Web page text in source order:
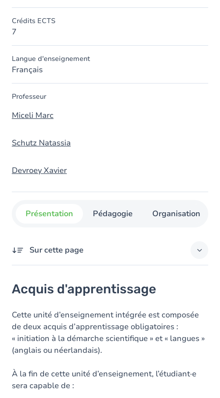
Crédits ECTS
7
Langue d'enseignement
Français
Professeur
Miceli Marc
Schutz Natassia
Devroey Xavier
Présentation Pédagogie Organisation
Sur cette page
Objectifs
Contenu
Acquis d'apprentissage
Cette unité d’enseignement intégrée est composée
de deux acquis d’apprentissage obligatoires :
« initiation à la démarche scientifique » et « langues »
(anglais ou néerlandais).
À la fin de cette unité d’enseignement, l’étudiant·e
sera capable de :